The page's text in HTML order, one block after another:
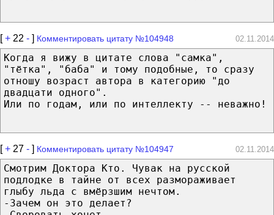
[+ 22 - ] Комментировать цитату №104948 02.11.2014
Когда я вижу в цитате слова "самка",
"тётка", "баба" и тому подобные, то сразу
отношу возраст автора в категорию "до
двадцати одного".
Или по годам, или по интеллекту -- неважно!
[+ 27 - ] Комментировать цитату №104947 02.11.2014
Смотрим Доктора Кто. Чувак на русской
подлодке в тайне от всех размораживает
глыбу льда с вмёрзшим нечтом.
-Зачем он это делает?